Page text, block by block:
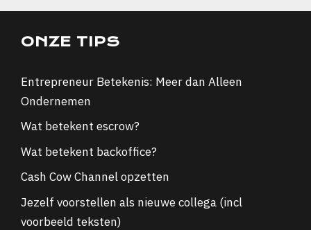
ONZE TIPS
Entrepreneur Betekenis: Meer dan Alleen
Ondernemen
Wat betekent escrow?
Wat betekent backoffice?
Cash Cow Channel opzetten
Jezelf voorstellen als nieuwe collega (incl
voorbeeld teksten)